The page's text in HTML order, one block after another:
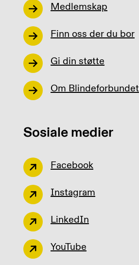
Medlemskap
Finn oss der du bor
Gi din støtte
Om Blindeforbundet
Sosiale medier
Facebook
Instagram
LinkedIn
YouTube